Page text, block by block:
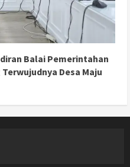
Balai Pemerintahan
Desa Maju